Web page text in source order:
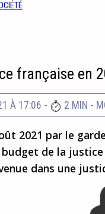
française en
À 17:06 - 2 MIN -
2021 par le
budget de la
dans une